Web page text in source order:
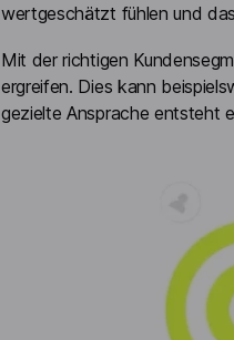
wertgeschätzt fühlen und
Mit der richtigen
ergreifen. Dies kann
gezielte Ansprache entsteht